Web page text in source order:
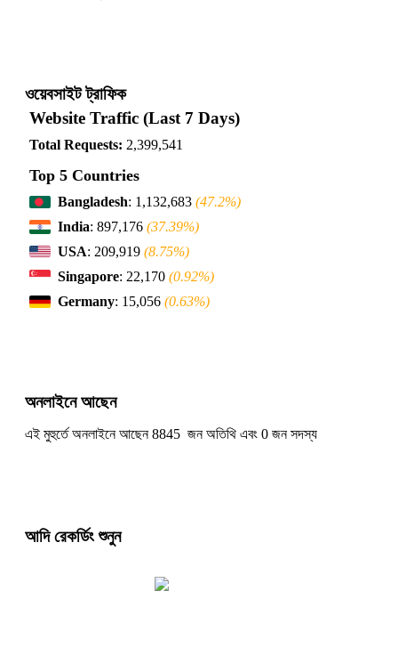
ওয়েবসাইট ট্রাফিক
Website Traffic (Last 7 Days)
Total Requests: 2,399,541
Top 5 Countries
Bangladesh: 1,132,683 (47.2%)
India: 897,176 (37.39%)
USA: 209,919 (8.75%)
Singapore: 22,170 (0.92%)
Germany: 15,056 (0.63%)
অনলাইনে আছেন
এই মুহুর্তে অনলাইনে আছেন 8845 জন অতিথি এবং 0 জন সদস্য
আদি রেকর্ডিং শুনুন